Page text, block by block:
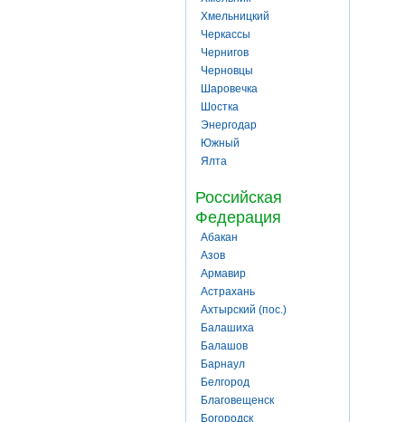
Хмельницкий
Черкассы
Чернигов
Черновцы
Шаровечка
Шостка
Энергодар
Южный
Ялта
Российская
Федерация
Абакан
Азов
Армавир
Астрахань
Ахтырский (пос.)
Балашиха
Балашов
Барнаул
Белгород
Благовещенск
Богородск